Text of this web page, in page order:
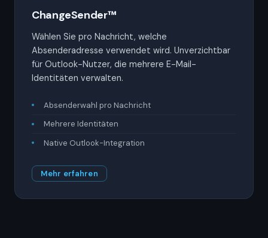
ChangeSender™
Wählen Sie pro Nachricht, welche
Absenderadresse verwendet wird. Unverzichtbar
für Outlook-Nutzer, die mehrere E-Mail-
Identitäten verwalten.
Absenderwahl pro Nachricht
Mehrere Identitäten
Native Outlook-Integration
Mehr erfahren